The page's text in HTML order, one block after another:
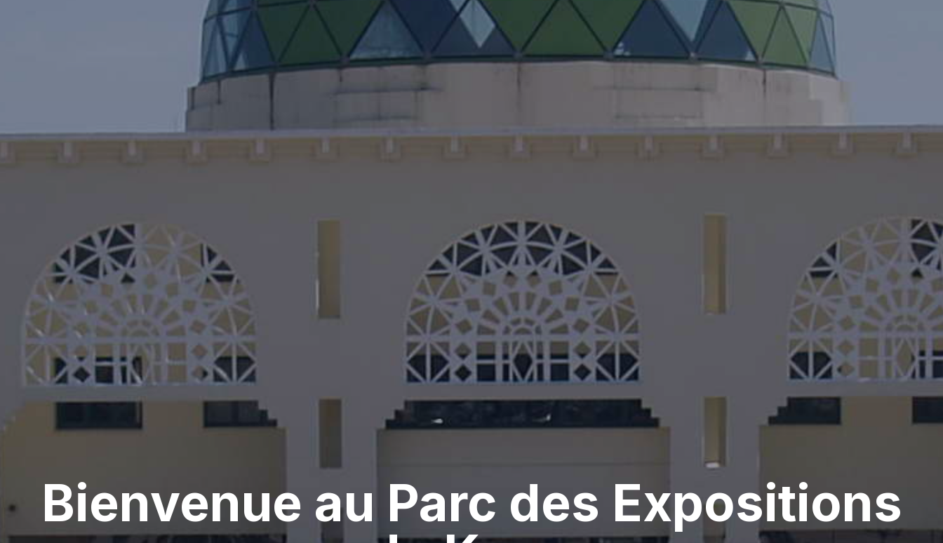
Bienvenue au Parc des Expositions